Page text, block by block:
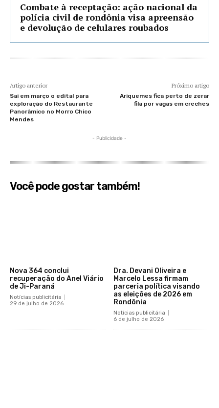
Combate à receptação: ação nacional da
polícia civil de rondônia visa apreensão
e devolução de celulares roubados
Artigo anterior
Sai em março o edital para
exploração do Restaurante
Panorâmico no Morro Chico
Mendes
Próximo artigo
Ariquemes fica perto de zerar
fila por vagas em creches
- Publicidade -
Você pode gostar também!
Nova 364 conclui
recuperação do Anel Viário
de Ji-Paraná
Notícias publicitária
29 de julho de 2026
Dra. Devani Oliveira e
Marcelo Lessa firmam
parceria política visando
as eleições de 2026 em
Rondônia
Notícias publicitária
6 de julho de 2026